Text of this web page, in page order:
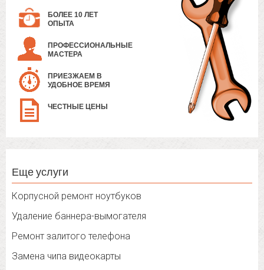
БОЛЕЕ 10 ЛЕТ
ОПЫТА
ПРОФЕССИОНАЛЬНЫЕ
МАСТЕРА
ПРИЕЗЖАЕМ В
УДОБНОЕ ВРЕМЯ
ЧЕСТНЫЕ ЦЕНЫ
Еще услуги
Корпусной ремонт ноутбуков
Удаление баннера-вымогателя
Ремонт залитого телефона
Замена чипа видеокарты